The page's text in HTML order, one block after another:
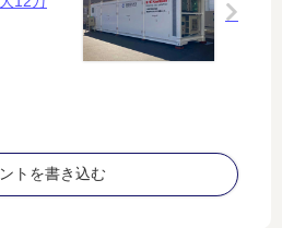
トを書き込む